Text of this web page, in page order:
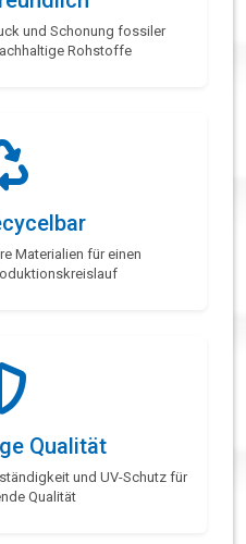
und Schonung fossiler
Rohstoffe
Materialien für einen
Qualität
und UV-Schutz für
Qualität